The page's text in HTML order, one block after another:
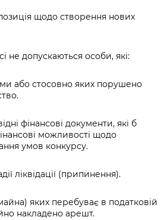
щодо створення нових
не допускаються особи, які:
або стосовно яких порушено
фінансові документи, які б
можливості щодо
умов конкурсу.
ліквідації (припинення).
яких перебуває в податковій
накладено арешт.